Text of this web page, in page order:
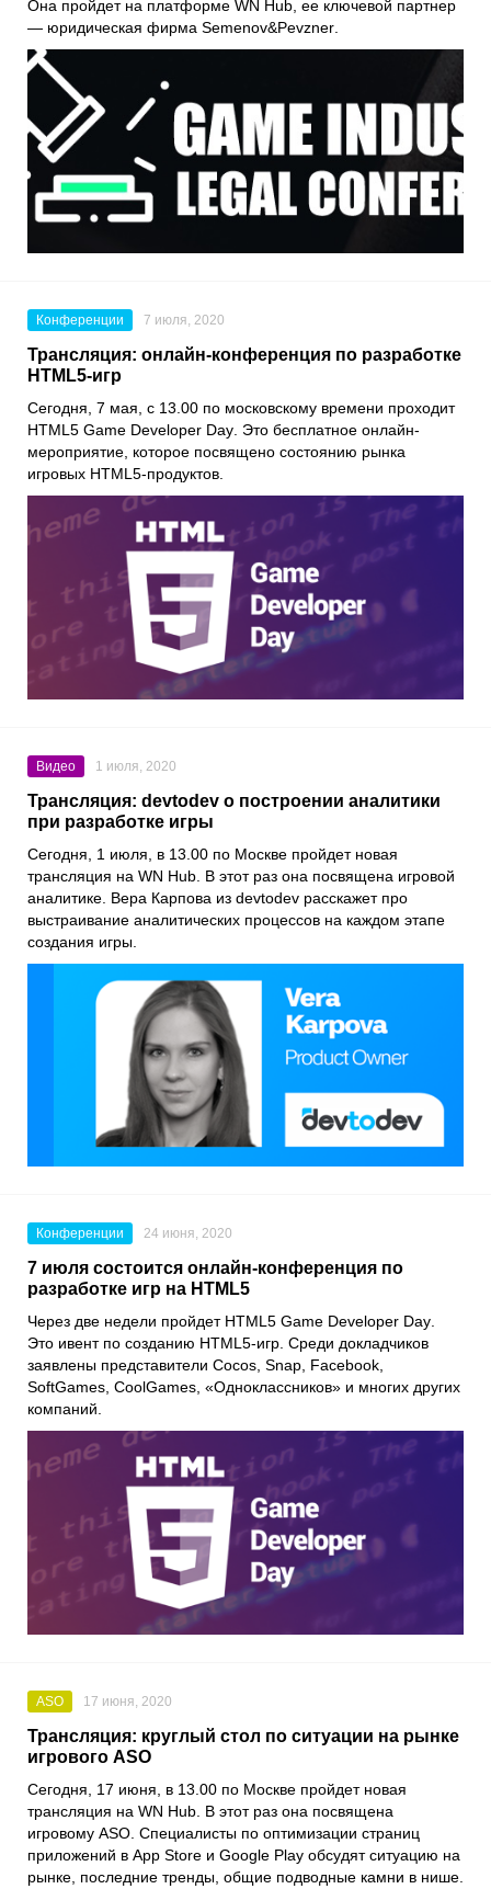
Она пройдет на платформе WN Hub, ее ключевой партнер
— юридическая фирма Semenov&Pevzner.
Конференции 7 июля, 2020
Трансляция: онлайн-конференция по разработке
HTML5-игр
Сегодня, 7 мая, с 13.00 по московскому времени проходит
HTML5 Game Developer Day . Это бесплатное онлайн-
мероприятие, которое посвящено состоянию рынка
игровых HTML5-продуктов.
Видео 1 июля, 2020
Трансляция: devtodev о построении аналитики
при разработке игры
Сегодня, 1 июля, в 13.00 по Москве пройдет новая
трансляция на WN Hub . В этот раз она посвящена игровой
аналитике. Вера Карпова из devtodev расскажет про
выстраивание аналитических процессов на каждом этапе
создания игры.
Конференции 24 июня, 2020
7 июля состоится онлайн-конференция по
разработке игр на HTML5
Через две недели пройдет HTML5 Game Developer Day.
Это ивент по созданию HTML5-игр. Среди докладчиков
заявлены представители Cocos, Snap, Facebook,
SoftGames, CoolGames, «Одноклассников» и многих других
компаний.
ASO 17 июня, 2020
Трансляция: круглый стол по ситуации на рынке
игрового ASO
Сегодня, 17 июня, в 13.00 по Москве пройдет новая
трансляция на WN Hub . В этот раз она посвящена
игровому ASO. Специалисты по оптимизации страниц
приложений в App Store и Google Play обсудят ситуацию на
рынке, последние тренды, общие подводные камни в нише.